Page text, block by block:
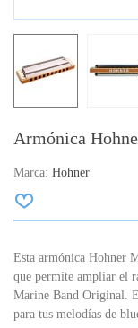
Armónica
Marca: Hohner
Esta armónica Hohner
que permite ampliar el
Marine Band Original.
para tus melodías de